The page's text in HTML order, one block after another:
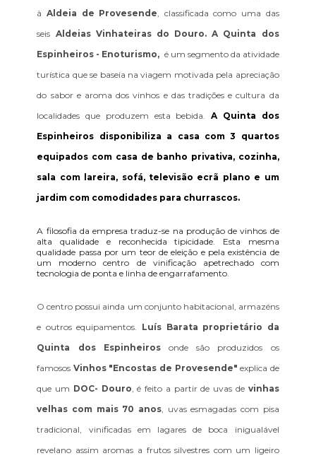
àAldeia de Provesende, classificada como uma das
seis Aldeias Vinhateiras do Douro. A Quinta dos
Espinheiros - Enoturismo, é um segmento da atividade
turística que se baseia na viagem motivada pela apreciação
do sabor e aroma dos vinhos e das tradições e cultura da
localidades que produzem esta bebida.A Quinta dos
Espinheiros disponibiliza a casa com 3 quartos
equipados com casa de banho privativa, cozinha,
sala com lareira, sofá, televisão ecrã plano e um
jardim com comodidades para churrascos.
A filosofia da empresa traduz-se na produção de vinhos de
alta qualidade e reconhecida tipicidade. Esta mesma
qualidade passa por um teor de eleição e pela existência de
um moderno centro de vinificação apetrechado com
tecnologia de ponta e linha de engarrafamento.
O centro possui ainda um conjunto habitacional, armazéns
e outros equipamentos. Luís Barata proprietário da
Quinta dos Espinheiros onde são produzidos os
famosos Vinhos "Encostas de Provesende"explica de
que um DOC- Douro, é feito a partir de uvas de vinhas
velhas com mais 70 anos, uvas esmagadas com pisa
tradicional, vinificadas em lagares de boca inigualável
revelano assim aromas a frutos silvestres com um ligeiro